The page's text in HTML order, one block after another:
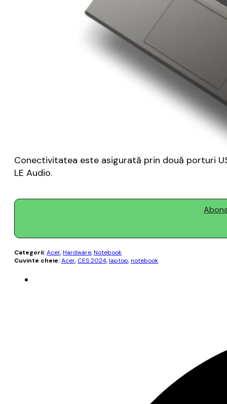
Conectivitatea este asigurată prin două porturi
LE Audio.
Categorii:Acer,Hardware,Notebook
Cuvinte cheie:Acer, CES 2024,laptop,notebook